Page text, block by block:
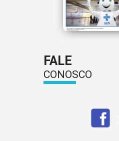
FALE
CONOSCO